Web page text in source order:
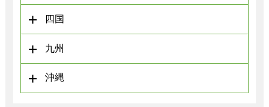
四国
九州
沖縄